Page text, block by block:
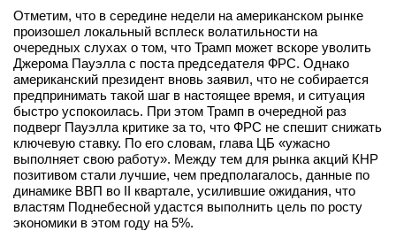
Вход
Отметим, что в середине недели на американском рынке
произошел локальный всплеск волатильности на
очередных слухах о том, что Трамп может вскоре уволить
Джерома Пауэлла с поста председателя ФРС. Однако
американский президент вновь заявил, что не собирается
предпринимать такой шаг в настоящее время, и ситуация
быстро успокоилась. При этом Трамп в очередной раз
подверг Пауэлла критике за то, что ФРС не спешит снижать
ключевую ставку. По его словам, глава ЦБ «ужасно
выполняет свою работу». Между тем для рынка акций КНР
позитивом стали лучшие, чем предполагалось, данные по
динамике ВВП во II квартале, усилившие ожидания, что
властям Поднебесной удастся выполнить цель по росту
экономики в этом году на 5%.